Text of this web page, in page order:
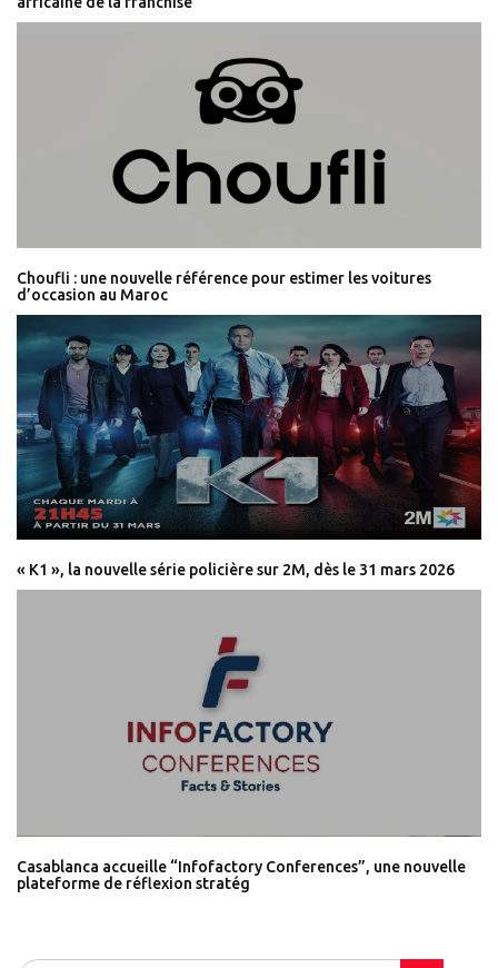
Choufli : une nouvelle référence pour estimer les voitures
d’occasion au Maroc
« K1 », la nouvelle série policière sur 2M, dès le 31 mars 2026
Casablanca accueille “Infofactory Conferences”, une nouvelle
plateforme de réflexion stratég